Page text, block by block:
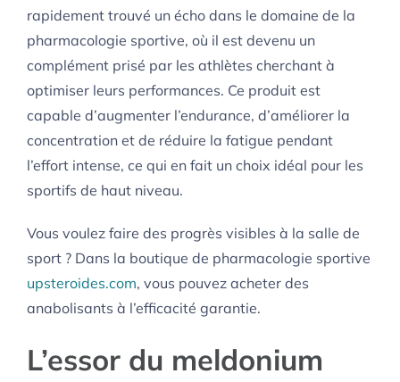
rapidement trouvé un écho dans le domaine de la
pharmacologie sportive, où il est devenu un
complément prisé par les athlètes cherchant à
optimiser leurs performances. Ce produit est
capable d’augmenter l’endurance, d’améliorer la
concentration et de réduire la fatigue pendant
l’effort intense, ce qui en fait un choix idéal pour les
sportifs de haut niveau.
Vous voulez faire des progrès visibles à la salle de
sport ? Dans la boutique de pharmacologie sportive
upsteroides.com, vous pouvez acheter des
anabolisants à l’efficacité garantie.
L’essor du meldonium